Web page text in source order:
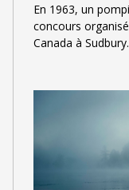
En 1963, un
concours
Canada à